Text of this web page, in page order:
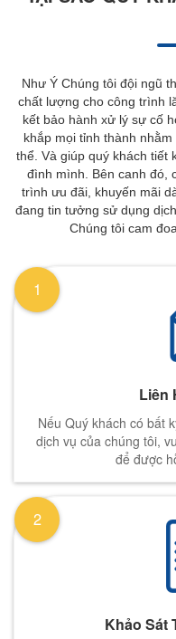
Như Ý Chúng tôi đội ngũ
chất lượng cho công trình
kết bảo hành xử lý sự cố
khắp mọi tỉnh thành
thể. Và giúp quý khách tiết
đình mình. Bên canh đó,
trình ưu đãi, khuyến mãi
đang tin tưởng sử dụng
Chúng tôi cam
Liên
Nếu Quý khách có bất
dịch vụ của chúng tôi,
để được
1
Khảo Sát
2